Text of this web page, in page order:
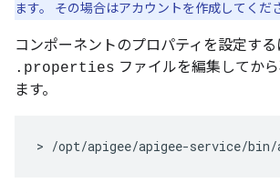
ます。 その場合はアカウントを作成してくだ
コンポーネントのプロパティを設定す
.properties ファイルを編集してか
ます。
> /opt/apigee/apigee-service/bin/